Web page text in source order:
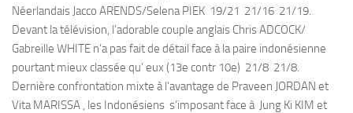
Néerlandais Jacco ARENDS/Selena PIEK 19/21 21/16 21/19.
Devant la télévision, l’adorable couple anglais Chris ADCOCK/
Gabreille WHITE n’a pas fait de détail face à la paire indonésienne
pourtant mieux classée qu’ eux (13e contr 10e) 21/8 21/8.
Dernière confrontation mixte à l’avantage de Praveen JORDAN et
Vita MARISSA , les Indonésiens s’imposant face à Jung Ki KIM et